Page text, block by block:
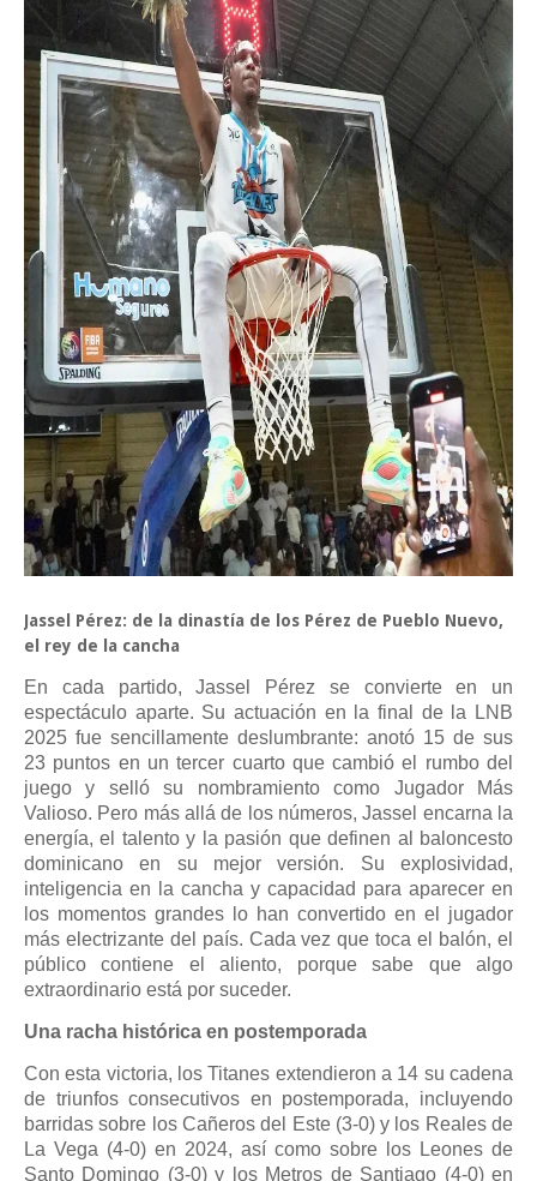
Jassel Pérez: de la dinastía de los Pérez de Pueblo Nuevo,
el rey de la cancha
En cada partido, Jassel Pérez se convierte en un
espectáculo aparte. Su actuación en la final de la LNB
2025 fue sencillamente deslumbrante: anotó 15 de sus
23 puntos en un tercer cuarto que cambió el rumbo del
juego y selló su nombramiento como Jugador Más
Valioso. Pero más allá de los números, Jassel encarna la
energía, el talento y la pasión que definen al baloncesto
dominicano en su mejor versión. Su explosividad,
inteligencia en la cancha y capacidad para aparecer en
los momentos grandes lo han convertido en el jugador
más electrizante del país. Cada vez que toca el balón, el
público contiene el aliento, porque sabe que algo
extraordinario está por suceder.
Una racha histórica en postemporada
Con esta victoria, los Titanes extendieron a 14 su cadena
de triunfos consecutivos en postemporada, incluyendo
barridas sobre los Cañeros del Este (3-0) y los Reales de
La Vega (4-0) en 2024, así como sobre los Leones de
Santo Domingo (3-0) y los Metros de Santiago (4-0) en